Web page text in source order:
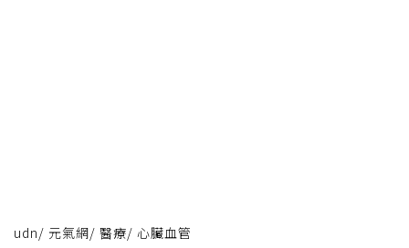
udn/ 元氣網/ 醫療/ 心臟血管